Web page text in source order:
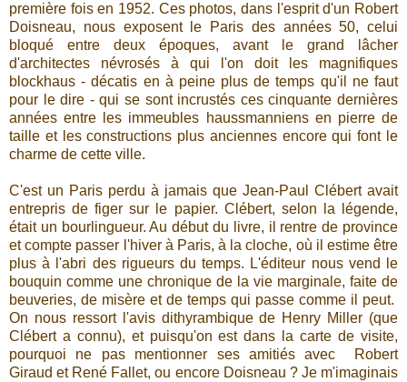
première fois en 1952. Ces photos, dans l'esprit d'un Robert
Doisneau, nous exposent le Paris des années 50, celui
bloqué entre deux époques, avant le grand lâcher
d'architectes névrosés à qui l'on doit les magnifiques
blockhaus - décatis en à peine plus de temps qu'il ne faut
pour le dire - qui se sont incrustés ces cinquante dernières
années entre les immeubles haussmanniens en pierre de
taille et les constructions plus anciennes encore qui font le
charme de cette ville.
C'est un Paris perdu à jamais que Jean-Paul Clébert avait
entrepris de figer sur le papier. Clébert, selon la légende,
était un bourlingueur. Au début du livre, il rentre de province
et compte passer l'hiver à Paris, à la cloche, où il estime être
plus à l'abri des rigueurs du temps. L'éditeur nous vend le
bouquin comme une chronique de la vie marginale, faite de
beuveries, de misère et de temps qui passe comme il peut.
On nous ressort l'avis dithyrambique de Henry Miller (que
Clébert a connu), et puisqu'on est dans la carte de visite,
pourquoi ne pas mentionner ses amitiés avec Robert
Giraud et René Fallet, ou encore Doisneau ? Je m'imaginais